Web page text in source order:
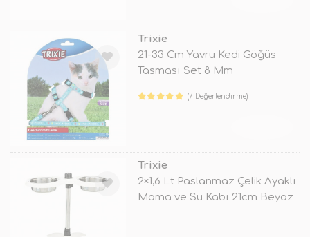
Trixie
21-33 Cm Yavru Kedi Göğüs
Tasması Set 8 Mm
(7 Değerlendirme)
Trixie
2×1,6 Lt Paslanmaz Çelik Ayaklı
Mama ve Su Kabı 21cm Beyaz